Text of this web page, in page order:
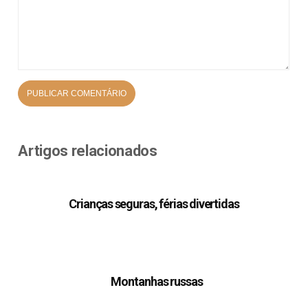
Artigos relacionados
Crianças seguras, férias divertidas
Montanhas russas